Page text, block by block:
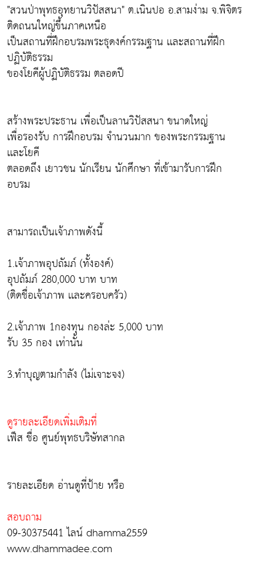
"สวนป่าพุทธอุทยานวิปัสสนา" ต.เนินปอ อ.สามง่าม จ.พิจิตร
ติดถนนใหญ่ขึ้นภาคเหนือ
เป็นสถานที่ฝึกอบรมพระธุดงค์กรรมฐาน เเละสถานที่ฝึก
ปฏิบัติธรรม
ของโยคีผู้ปฏิบัติธรรม ตลอดปี
สร้างพระประธาน เพื่อเป็นลานวิปัสสนา ขนาดใหญ่
เพื่อรองรับ การฝึกอบรม จำนวนมาก ของพระกรรมฐาน
เเละโยคี
ตลอดถึง เยาวชน นักเรียน นักศึกษา ที่เข้ามารับการฝึก
อบรม
สามารถเป็นเจ้าภาพดังนี้
1.เจ้าภาพอุปถัมภ์ (ทั้งองค์)
อุปถัมภ์ 280,000 บาท บาท
(ติดชื่อเจ้าภาพ เเละครอบครัว)
2.เจ้าภาพ 1กองทุน กองล่ะ 5,000 บาท
รับ 35 กอง เท่านั้น
3.ทำบุญตามกำลัง (ไม่เจาะจง)
ดูรายละเอียดเพิ่มเติมที่
เฟ็ส ชื่อ ศูนย์พุทธบริษัทสากล
รายละเอียด อ่านดูที่ป้าย หรือ
สอบถาม
09-30375441 ไลน์ dhamma2559
www.dhammadee.com